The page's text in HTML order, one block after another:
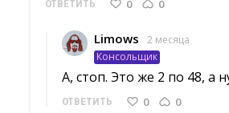
ОТВЕТИТЬ 0 0
Limows
2 месяца
Консольщик
А, стоп. Это же 2 по 48, а
ОТВЕТИТЬ 0 0